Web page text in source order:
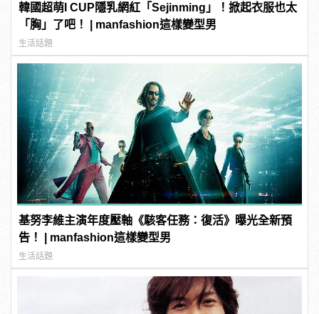
韓國超萌I CUP隱乳網紅「Sejinming」！掀起衣服也太
「胸」了吧！ | manfashion這樣變型男
生活話題
基努李維主演年度壓軸《駭客任務：復活》曝光全新預
告！ | manfashion這樣變型男
生活話題